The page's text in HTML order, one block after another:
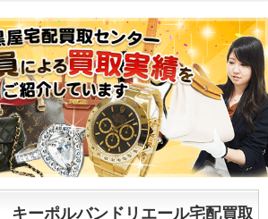
ーポルバンドリエール宅配買取